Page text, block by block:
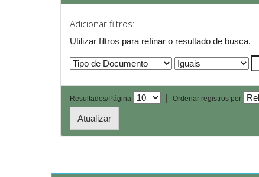
Adicionar filtros:
Utilizar filtros para refinar o resultado de busca.
Resultados/Página | Ordenar registros por